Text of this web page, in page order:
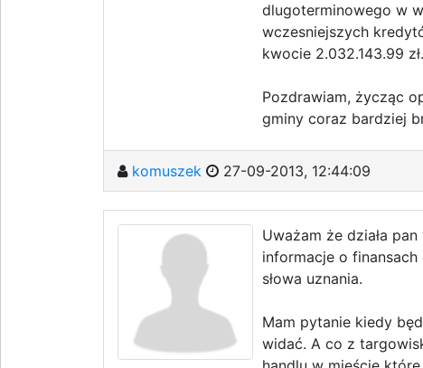
dlugoterminowego w
wczesniejszych
kwocie 2.032.143.99 zł.
Pozdrawiam, życząc
gminy coraz bardziej
komuszek 27-09-2013, 12:44:09
Uważam że działa
informacje o
słowa uznania.
Mam pytanie kiedy
widać. A co z